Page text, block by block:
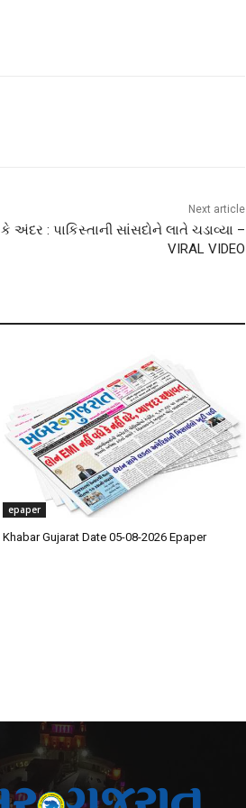
Next article
: પાકિસ્તાની સાંસદોને લાતે ચડાવ્યા –
VIRAL VIDEO
epaper
Khabar Gujarat Date 05-08-2026 Epaper